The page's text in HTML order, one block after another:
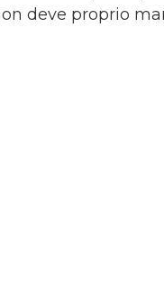
deve proprio